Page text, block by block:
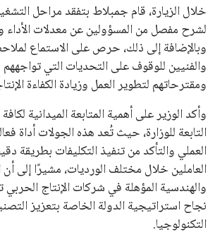
خلال الزيارة، قام جمبلاط بتفقد مراحل
لشرح مفصل من المسؤولين عن معدلات
وبالإضافة إلى ذلك، حرص على الاستماع
والفنيين للوقوف على التحديات التي تواجههم
ومقترحاتهم لتطوير العمل وزيادة الكفاءة
وأكد الوزير على أهمية المتابعة الميدانية
التابعة للوزارة، حيث تُعد هذه الجولات أداة
العملي والتأكد من تنفيذ التكليفات بطريقة
العاملين خلال مختلف الورديات، مشيرًا إلى أن
والهندسية المؤهلة في شركات الإنتاج
نجاح استراتيجية الدولة الخاصة بتعزيز
التكنولوجيا.